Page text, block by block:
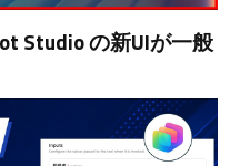
Studio の新UIが一般